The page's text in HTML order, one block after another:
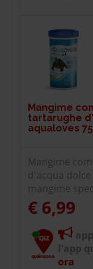
Mangime
tartarughe
aqualoves 75
Mangime
d'acqua dolce
mangime
€ 6,99
l'app
ora